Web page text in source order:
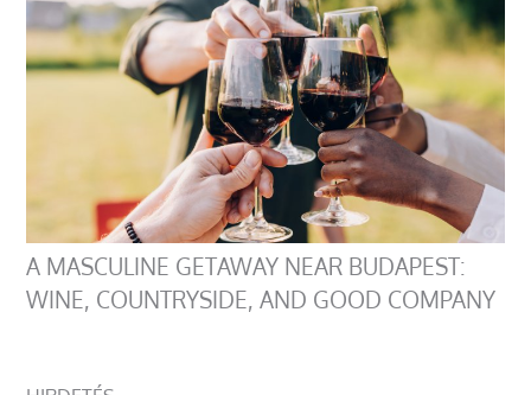
A MASCULINE GETAWAY NEAR BUDAPEST:
WINE, COUNTRYSIDE, AND GOOD COMPANY